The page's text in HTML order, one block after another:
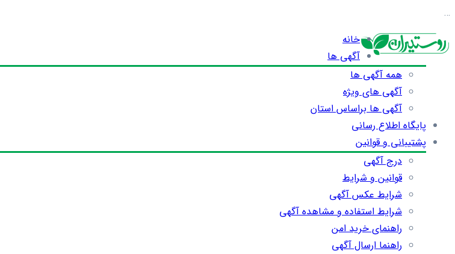
…
خانه
آگهی ها
همه آگهی ها
آگهی های ویژه
آگهی ها براساس استان
پایگاه اطلاع رسانی
پشتیبانی و قوانین
درج آگهی
قوانین و شرایط
شرایط عکس آگهی
شرایط استفاده و مشاهده آگهی
راهنمای خرید امن
راهنما ارسال آگهی